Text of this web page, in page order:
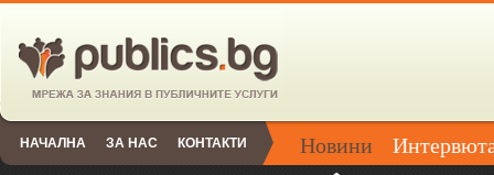
НАЧАЛНА ЗА НАС КОНТАКТИ Новини